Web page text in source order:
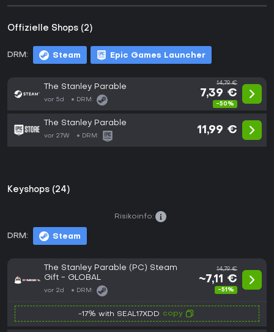
Offizielle Shops (2)
DRM: Steam Epic Games Launcher
The Stanley Parable
vor 5d DRM:
14,79 €
7,39 €
-50%
The Stanley Parable
vor 27W DRM:
11,99 €
Keyshops (24)
DRM: Steam
Risikoinfo:
The Stanley Parable (PC) Steam
Gift - GLOBAL
vor 2d DRM:
14,79 €
~7,11 €
-51%
-17% with SEAL17XDD copy